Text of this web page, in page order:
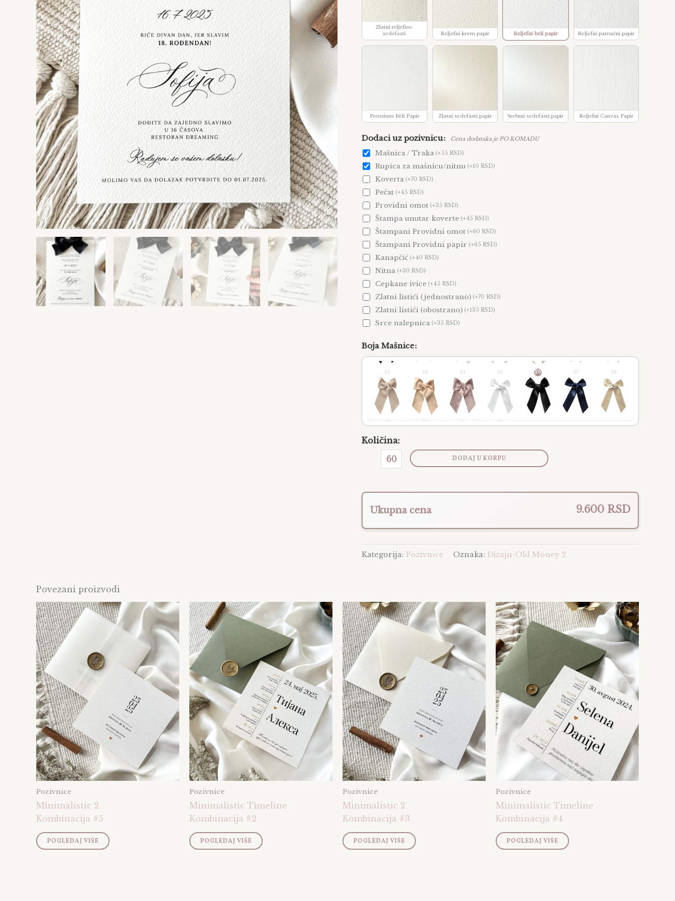
Zlatni reljefno-
sedefasti
Reljefni krem papir Reljefni beli papir Reljefni pamučni papir
Premium Beli Papir Zlatni sedefasti papir Srebrni sedefasti papir Reljefni Canvas Papir
Dodaci uz pozivnicu Cena dodataka je PO KOMADU
Mašnica / Traka (+55 RSD)
Rupica za mašnicu/nitnu (+10 RSD)
Koverta (+70 RSD)
Pečat (+45 RSD)
Providni omot (+35 RSD)
Štampa unutar koverte (+45 RSD)
Štampani Providni omot (+60 RSD)
Štampani Providni papir (+65 RSD)
Kanapčić (+40 RSD)
Nitna (+30 RSD)
Cepkane ivice (+45 RSD)
Zlatni listići (jednostrano) (+70 RSD)
Zlatni listići (obostrano) (+135 RSD)
Srce nalepnica (+35 RSD)
Boja Mašnice
1 2 3
8 9
15 16
22 23 24 25 26 27 28
29 30 31 32
Količina:
DODAJ U KORPU
Ukupna cena 9.600 RSD
Kategorija: Pozivnice Oznaka: Dizajn-Old Money 2
Povezani proizvodi
Pozivnice
Minimalistic 2
Kombinacija #5
POGLEDAJ VIŠE
Pozivnice
Minimalistic Timeline
Kombinacija #2
POGLEDAJ VIŠE
Pozivnice
Minimalistic 2
Kombinacija #3
POGLEDAJ VIŠE
Pozivnice
Minimalistic Timeline
Kombinacija #4
POGLEDAJ VIŠE